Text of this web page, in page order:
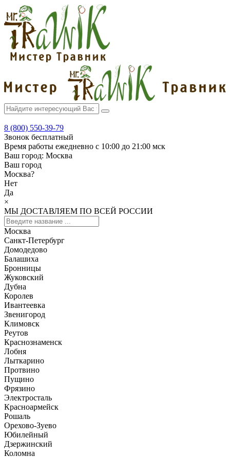
8 (800) 550-39-79
Звонок бесплатный
Время работы ежедневно с 10:00 до 21:00 мск
Ваш город: Москва
Ваш город
Москва?
Нет
Да
×
МЫ ДОСТАВЛЯЕМ ПО ВСЕЙ РОССИИ
Москва
Санкт-Петербург
Домодедово
Балашиха
Бронницы
Жуковский
Дубна
Королев
Ивантеевка
Звенигород
Климовск
Реутов
Краснознаменск
Лобня
Лыткарино
Протвино
Пущино
Фрязино
Электросталь
Красноармейск
Рошаль
Орехово-Зуево
Юбилейный
Дзержинский
Коломна